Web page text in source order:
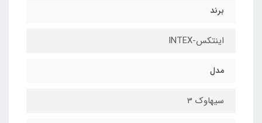
برند
اینتکس-INTEX
مدل
سیهاوک 3